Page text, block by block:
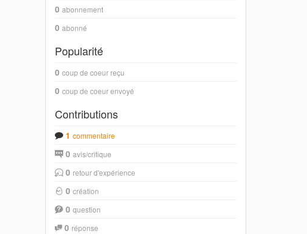
0 abonnement
0 abonné
Popularité
0 coup de coeur reçu
0 coup de coeur envoyé
Contributions
1 commentaire
0 avis/critique
0 retour d'expérience
0 création
0 question
0 réponse